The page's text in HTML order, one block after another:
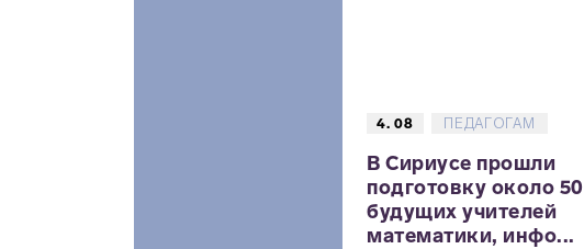
4. 08 ПЕДАГОГАМ
В Сириусе прошли
подготовку около 50
будущих учителей
математики, инфо...